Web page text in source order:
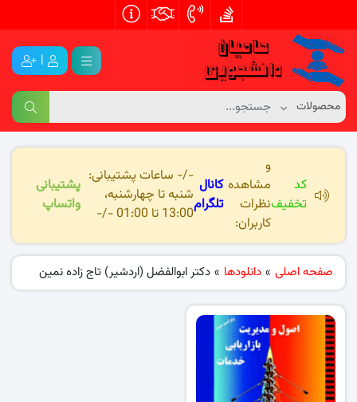
|
کد
تخفیف
و
مشاهده
نظرات
کاربران:
کانال
تلگرام
-/- ساعات پشتیبانی:
شنبه تا چهارشنبه،
13:00 تا 01:00 -/-
پشتیبانی
واتساپ
صفحه اصلی » دانلودها » دکتر ابوالفضل (اردشیر) تاج زاده نمین